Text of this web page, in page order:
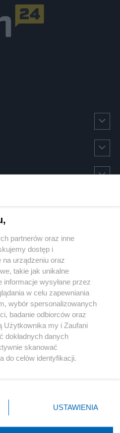
Instagram Youtube
partnerów oraz inne
dostęp i
urządzeniu oraz
takie jak unikalne
informacje wysyłane przez
w celu zapewniania
wybór spersonalizowanych
badanie odbiorców oraz
Użytkownika my i Zaufani
dokładnych danych
skanować
do celów identyfikacji.
ustawień prywatności
rogu strony
nie wymagają zgody
USTAWIENIA